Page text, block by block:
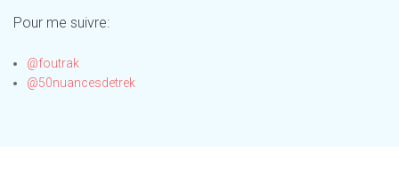
Pour me suivre:
@foutrak
@50nuancesdetrek